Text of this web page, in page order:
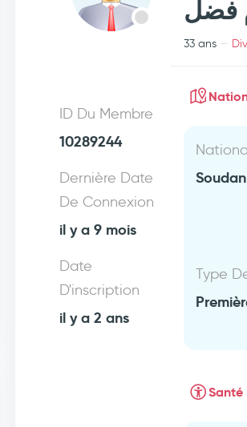
فضل
33 ans
ID Du Membre
10289244
Dernière Date
De Connexion
il y a 9 mois
Date
D'inscription
il y a 2 ans
Soudan
Type
Santé